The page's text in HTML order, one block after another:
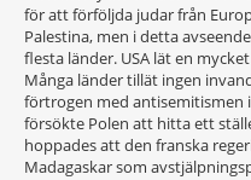
för att förföljda judar från
Palestina, men i detta
flesta länder. USA lät en
Många länder tillät ingen
förtrogen med antisemitismen
försökte Polen att hitta ett
hoppades att den franska
Madagaskar som